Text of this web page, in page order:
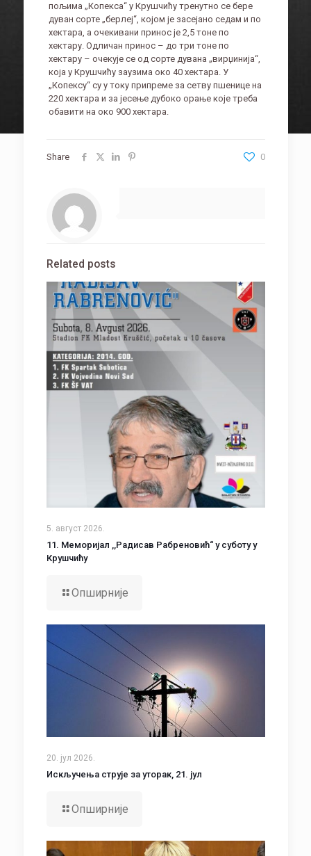
пољима „Копекса“ у Крушчићу тренутно се бере
дуван сорте „берлеј“, којом је засејано седам и по
хектара, а очекивани принос је 2,5 тоне по
хектару. Одличан принос – до три тоне по
хектару – очекује се од сорте дувана „вирџинија“,
која у Крушчићу заузима око 40 хектара. У
„Копексу“ су у току припреме за сетву пшенице на
220 хектара и за јесење дубоко орање које треба
обавити на око 900 хектара.
Share 0
Related posts
5. август 2026.
11. Меморијал ,,Радисав Рабреновић“ у суботу у
Крушчићу
Опширније
20. јул 2026.
Искључења струје за уторак, 21. јул
Опширније